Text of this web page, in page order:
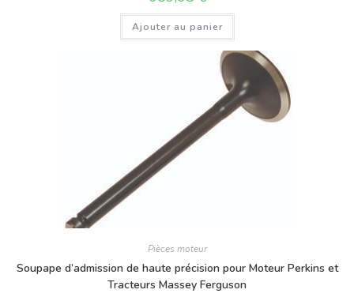
Ajouter au panier
Pièces moteur
Soupape d’admission de haute précision pour Moteur Perkins et
Tracteurs Massey Ferguson